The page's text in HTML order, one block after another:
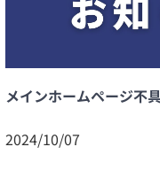
メインホームページ不
2024/10/07